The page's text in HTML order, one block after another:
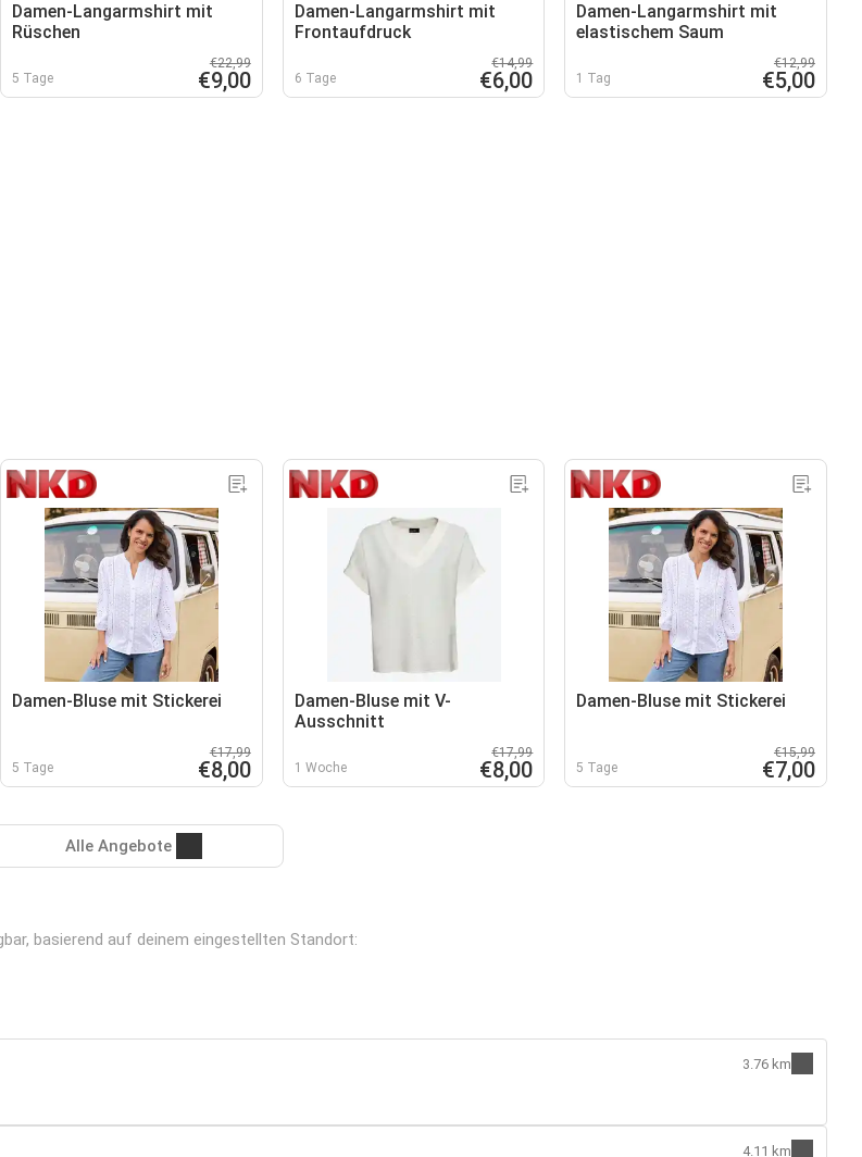
Damen-Langarmshirt mit
Rüschen
5 Tage
€22,99
€9,00
Damen-Langarmshirt mit
Frontaufdruck
6 Tage
€14,99
€6,00
Damen-Langarmshirt mit
elastischem Saum
1 Tag
€12,99
€5,00
Damen-Bluse mit Stickerei
5 Tage
€17,99
€8,00
Damen-Bluse mit V-
Ausschnitt
1 Woche
€17,99
€8,00
Damen-Bluse mit Stickerei
5 Tage
€15,99
€7,00
Alle Angebote
basierend auf deinem eingestellten Standort:
3.76 km
4.11 km